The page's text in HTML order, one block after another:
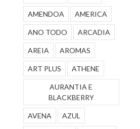
AMENDOA AMERICA
ANO TODO ARCADIA
AREIA AROMAS
ART PLUS ATHENE
AURANTIA E
BLACKBERRY
AVENA AZUL